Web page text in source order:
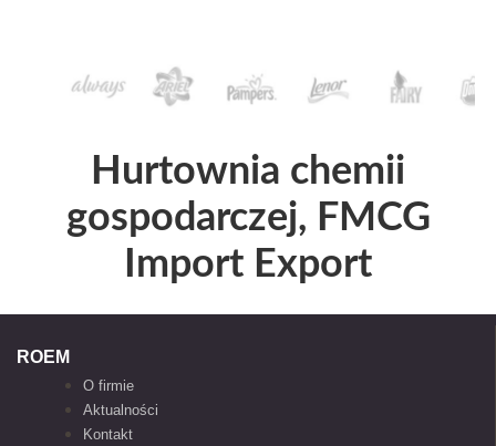
Hurtownia chemii
gospodarczej, FMCG
Import Export
ROEM
O firmie
Aktualności
Kontakt